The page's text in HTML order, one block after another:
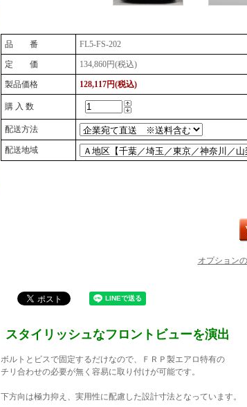
品 番 FL5-FS-202
定 価 134,860円(税込)
製品価格 128,117円(税込)
購 入 数
配送方法
配送地域
オプション
スタイリッシュなフロントビューを演出
ボルトとビスで固定するだけなので、ＦＲＰ製エアロ特有の
チリ合わせの必要が無く容易に取り付けが可能です。
下方向は極力抑え、実用性に配慮した設計寸法となっています。